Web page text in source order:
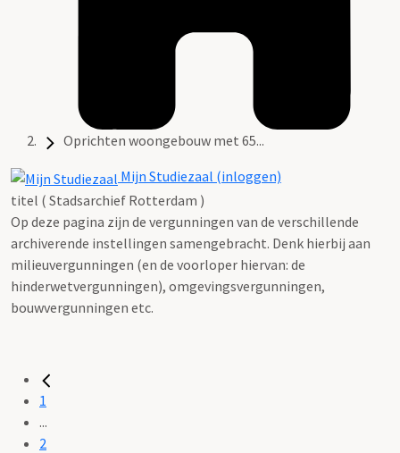
Oprichten woongebouw met 65...
Mijn Studiezaal (inloggen)
titel ( Stadsarchief Rotterdam )
Op deze pagina zijn de vergunningen van de verschillende
archiverende instellingen samengebracht. Denk hierbij aan
milieuvergunningen (en de voorloper hiervan: de
hinderwetvergunningen), omgevingsvergunningen,
bouwvergunningen etc.
1
...
2